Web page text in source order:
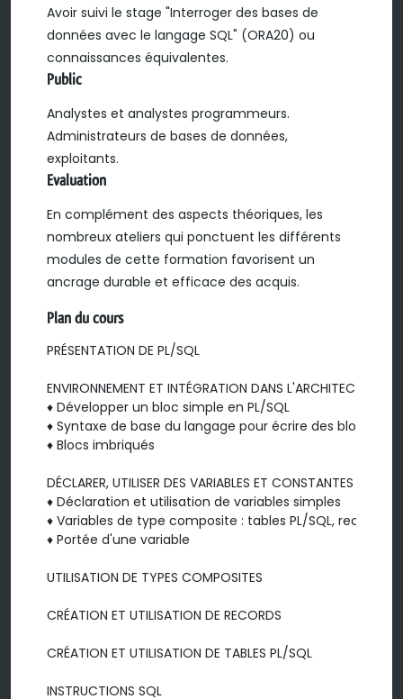
Avoir suivi le stage "Interroger des bases de
données avec le langage SQL" (ORA20) ou
connaissances équivalentes.
Public
Analystes et analystes programmeurs.
Administrateurs de bases de données,
exploitants.
Evaluation
En complément des aspects théoriques, les
nombreux ateliers qui ponctuent les différents
modules de cette formation favorisent un
ancrage durable et efficace des acquis.
Plan du cours
PRÉSENTATION DE PL/SQL
ENVIRONNEMENT ET INTÉGRATION DANS L'ARCHITECTURE
♦ Développer un bloc simple en PL/SQL
♦ Syntaxe de base du langage pour écrire des blocs
♦ Blocs imbriqués
DÉCLARER, UTILISER DES VARIABLES ET CONSTANTES
♦ Déclaration et utilisation de variables simples
♦ Variables de type composite : tables PL/SQL, records,
♦ Portée d'une variable
UTILISATION DE TYPES COMPOSITES
CRÉATION ET UTILISATION DE RECORDS
CRÉATION ET UTILISATION DE TABLES PL/SQL
INSTRUCTIONS SQL